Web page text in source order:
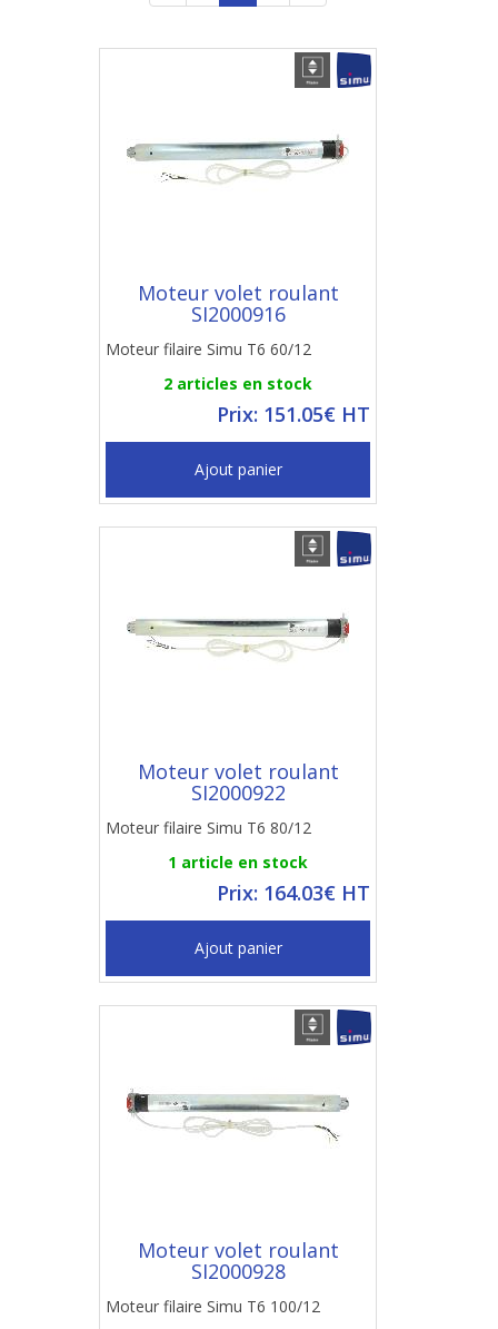
Moteur volet roulant
SI2000916
Moteur filaire Simu T6 60/12
2 articles en stock
Prix: 151.05€ HT
Ajout panier
Moteur volet roulant
SI2000922
Moteur filaire Simu T6 80/12
1 article en stock
Prix: 164.03€ HT
Ajout panier
Moteur volet roulant
SI2000928
Moteur filaire Simu T6 100/12